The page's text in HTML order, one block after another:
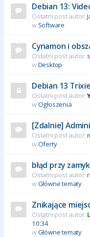
Debian 13:
Ostatni post autor:
w Software
Cynamon i
Ostatni post autor:
wDesktop
Debian 13
Ostatni post autor:
wOgłoszenia
[Zdalnie]
Ostatni post autor:
wOferty
błąd przy
Ostatni post autor:
wGłówne tematy
Znikające
Ostatni post autor:
10:34
wGłówne tematy